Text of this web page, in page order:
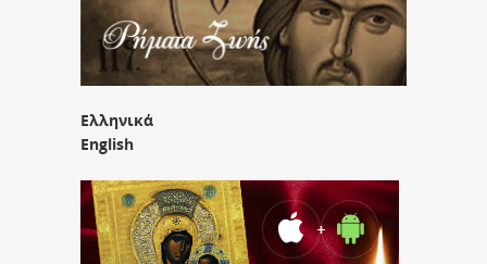
Ελληνικά
English